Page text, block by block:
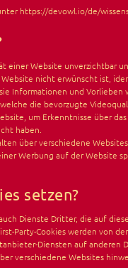
https://devowl.io/de/
Website unverzichtbar
nicht erwünscht ist,
Informationen und
die bevorzugte
um Erkenntnisse über
haben.
über verschiedene
Werbung auf der
setzen?
Dienste Dritter, die auf
Party-Cookies werden
Diensten auf
verschiedene Websites